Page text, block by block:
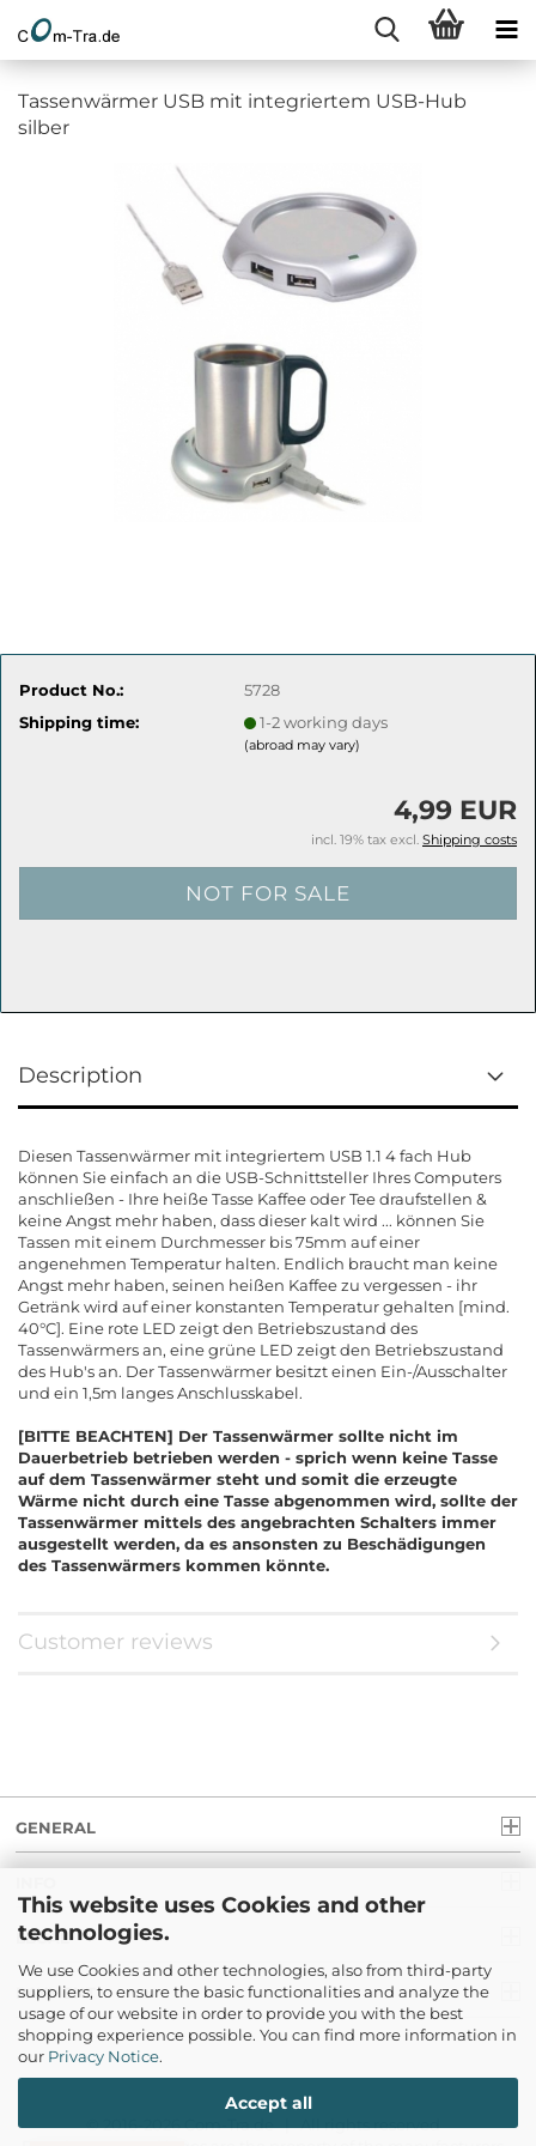
This website uses Cookies and other
technologies.
We use Cookies and other technologies, also from third-party
suppliers, to ensure the basic functionalities and analyze the
usage of our website in order to provide you with the best
shopping experience possible. You can find more information in
our Privacy Notice.
Accept all
Tassenwärmer USB mit integriertem USB-Hub
silber
Product No.:
5728
Shipping time:
1-2 working days
(abroad may vary)
4,99 EUR
incl. 19% tax excl. Shipping costs
Description
Diesen Tassenwärmer mit integriertem USB 1.1 4 fach Hub
können Sie einfach an die USB-Schnittsteller Ihres Computers
anschließen - Ihre heiße Tasse Kaffee oder Tee draufstellen &
keine Angst mehr haben, dass dieser kalt wird ... können Sie
Tassen mit einem Durchmesser bis 75mm auf einer
angenehmen Temperatur halten. Endlich braucht man keine
Angst mehr haben, seinen heißen Kaffee zu vergessen - ihr
Getränk wird auf einer konstanten Temperatur gehalten [mind.
40°C]. Eine rote LED zeigt den Betriebszustand des
Tassenwärmers an, eine grüne LED zeigt den Betriebszustand
des Hub's an. Der Tassenwärmer besitzt einen Ein-/Ausschalter
und ein 1,5m langes Anschlusskabel.
[BITTE BEACHTEN] Der Tassenwärmer sollte nicht im
Dauerbetrieb betrieben werden - sprich wenn keine Tasse
auf dem Tassenwärmer steht und somit die erzeugte
Wärme nicht durch eine Tasse abgenommen wird, sollte der
Tassenwärmer mittels des angebrachten Schalters immer
ausgestellt werden, da es ansonsten zu Beschädigungen
des Tassenwärmers kommen könnte.
Customer reviews
GENERAL
LEGAL
PAYMENT
© 2016-2026 Com-Tra.de | All rights reserved